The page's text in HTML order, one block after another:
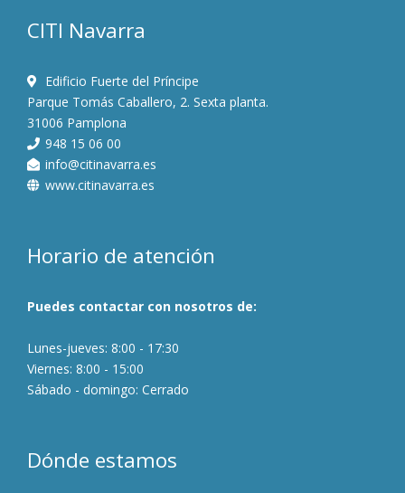
CITI Navarra
Edificio Fuerte del Príncipe
Parque Tomás Caballero, 2. Sexta planta.
31006 Pamplona
948 15 06 00
info@citinavarra.es
www.citinavarra.es
Horario de atención
Puedes contactar con nosotros de:
Lunes-jueves: 8:00 - 17:30
Viernes: 8:00 - 15:00
Sábado - domingo: Cerrado
Dónde estamos